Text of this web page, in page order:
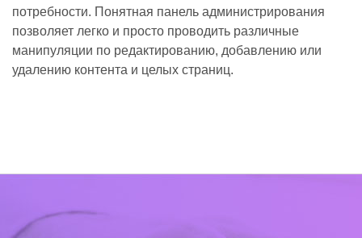
потребности. Понятная панель администрирования
позволяет легко и просто проводить различные
манипуляции по редактированию, добавлению или
удалению контента и целых страниц.